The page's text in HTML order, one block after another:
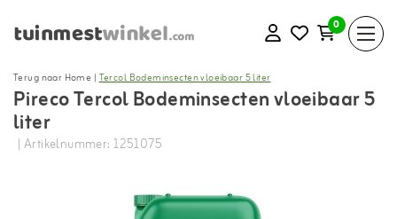
0
Terug naar Home |Tercol Bodeminsecten vloeibaar 5 liter
Pireco Tercol Bodeminsecten vloeibaar 5
liter
| Artikelnummer: 1251075